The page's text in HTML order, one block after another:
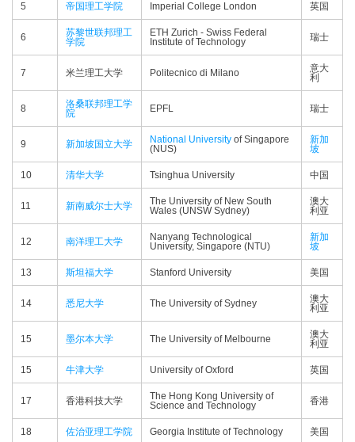
5 帝国理工学院 Imperial College London 英国
6
苏黎世联邦理工
学院
ETH Zurich - Swiss Federal
Institute of Technology
瑞士
7 米兰理工大学 Politecnico di Milano
意大
利
8
洛桑联邦理工学
院
EPFL 瑞士
9 新加坡国立大学 National University of Singapore
(NUS)
新加
坡
10 清华大学 Tsinghua University 中国
11 新南威尔士大学
The University of New South
Wales (UNSW Sydney)
澳大
利亚
12 南洋理工大学
Nanyang Technological
University, Singapore (NTU)
新加
坡
13 斯坦福大学 Stanford University 美国
14 悉尼大学 The University of Sydney
澳大
利亚
15 墨尔本大学 The University of Melbourne
澳大
利亚
15 牛津大学 University of Oxford 英国
17 香港科技大学
The Hong Kong University of
Science and Technology
香港
18 佐治亚理工学院 Georgia Institute of Technology 美国